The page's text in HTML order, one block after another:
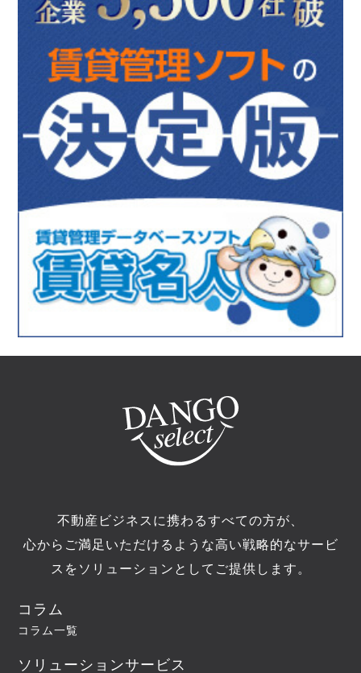
不動産ビジネスに携わるすべての方が、
心からご満足いただけるような高い戦略的なサービ
スをソリューションとしてご提供します。
コラム
コラム一覧
ソリューションサービス